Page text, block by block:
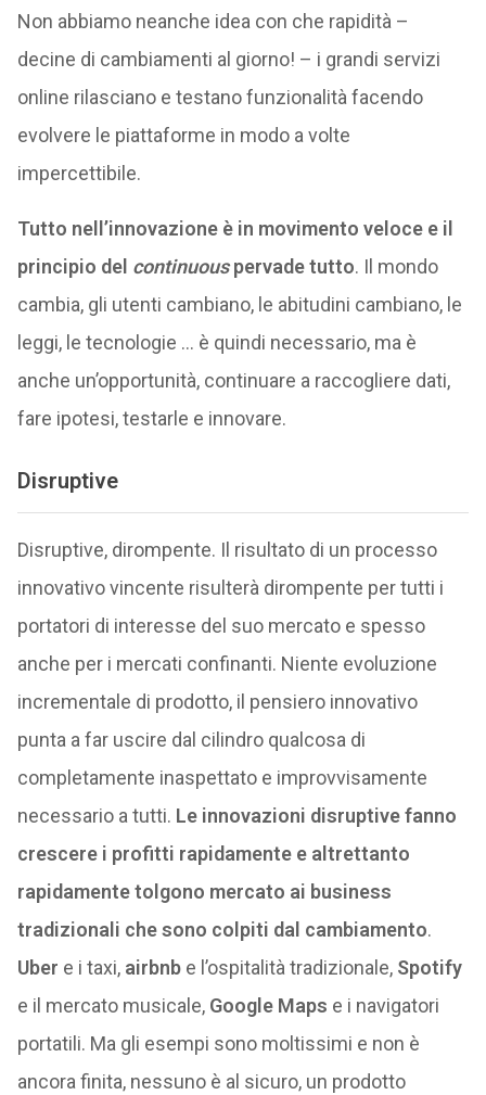
Non abbiamo neanche idea con che rapidità –
decine di cambiamenti al giorno! – i grandi servizi
online rilasciano e testano funzionalità facendo
evolvere le piattaforme in modo a volte
impercettibile.
Tutto nell’innovazione è in movimento veloce e il
principio del continuouspervade tutto. Il mondo
cambia, gli utenti cambiano, le abitudini cambiano, le
leggi, le tecnologie … è quindi necessario, ma è
anche un’opportunità, continuare a raccogliere dati,
fare ipotesi, testarle e innovare.
Disruptive
Disruptive, dirompente. Il risultato di un processo
innovativo vincente risulterà dirompente per tutti i
portatori di interesse del suo mercato e spesso
anche per i mercati confinanti. Niente evoluzione
incrementale di prodotto, il pensiero innovativo
punta a far uscire dal cilindro qualcosa di
completamente inaspettato e improvvisamente
necessario a tutti. Le innovazioni disruptive fanno
crescere i profitti rapidamente e altrettanto
rapidamente tolgono mercato ai business
tradizionali che sono colpiti dal cambiamento.
Uber e i taxi, airbnbe l’ospitalità tradizionale, Spotify
e il mercato musicale, Google Maps e i navigatori
portatili. Ma gli esempi sono moltissimi e non è
ancora finita, nessuno è al sicuro, un prodotto